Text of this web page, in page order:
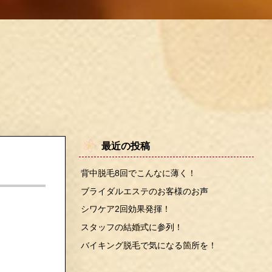
最近の投稿
背中脱毛8回でこんなに薄く！
ブライダルエステのお客様のお声
シワケア2回効果発揮！
スタッフの結婚式に参列！
バイキング脱毛で気になる箇所を！